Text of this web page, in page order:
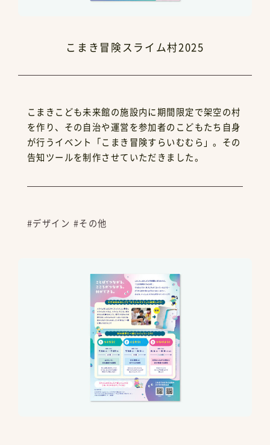
こまき冒険スライム村2025
こまきこども未来館の施設内に期間限定で架空の村
を作り、その自治や運営を参加者のこどもたち自身
が行うイベント「こまき冒険すらいむむら」。その
告知ツールを制作させていただきました。
#デザイン #その他